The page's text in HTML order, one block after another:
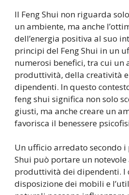
Il Feng Shui non riguarda
un ambiente, ma anche
dell’energia positiva al suo
principi del Feng Shui in un
numerosi benefici, tra cui un
produttività, della creatività
dipendenti. In questo
feng shui significa non solo
giusti, ma anche creare un
favorisca il benessere
Un ufficio arredato secondo
Shui può portare un
produttività dei dipendenti. I
disposizione dei mobili e